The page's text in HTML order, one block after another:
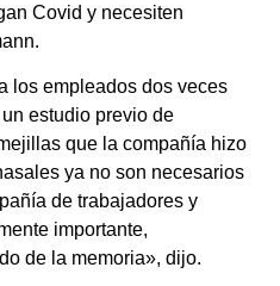
Covid y necesiten
los empleados dos veces
estudio previo de
que la compañía hizo
ya no son necesarios
de trabajadores y
importante,
de la memoria», dijo.